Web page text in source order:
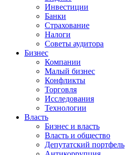
Инвестиции
Банки
Страхование
Налоги
Советы аудитора
Бизнес
Компании
Малый бизнес
Конфликты
Торговля
Исследования
Технологии
Власть
Бизнес и власть
Власть и общество
Депутатский портфель